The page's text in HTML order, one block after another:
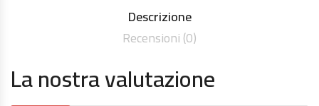
Descrizione
Recensioni (0)
La nostra valutazione